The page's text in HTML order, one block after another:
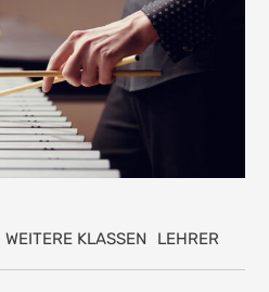
WEITERE KLASSEN LEHRER